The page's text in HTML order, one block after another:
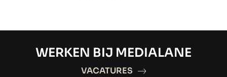
WERKEN BIJ MEDIALANE
VACATURES